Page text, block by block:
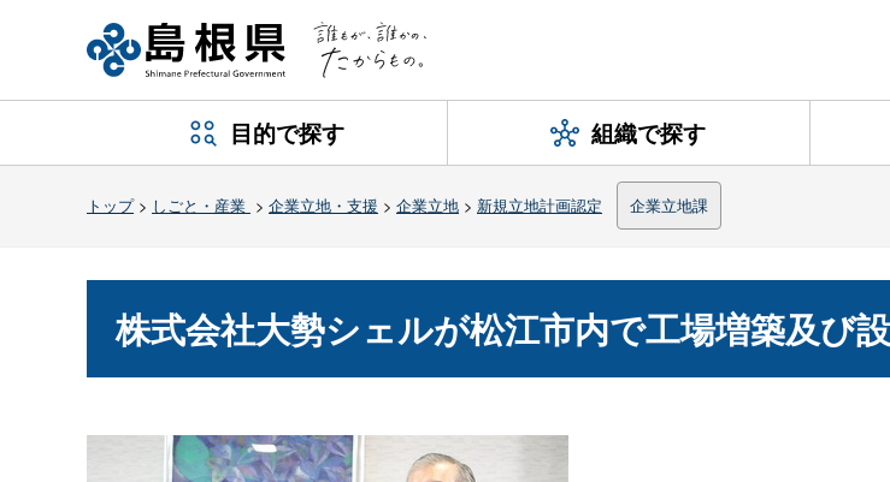
目的で探す 組織で探す
トップ> しごと・産業 > 企業立地・支援 > 企業立地 > 新規立地計画認定 企業立地課
株式会社大勢シェルが松江市内で工場増築及び